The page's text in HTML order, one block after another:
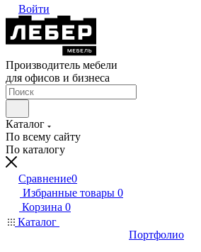
Войти
Производитель мебели
для офисов и бизнеса
Каталог
По всему сайту
По каталогу
Сравнение0
Избранные товары 0
Корзина 0
Каталог
Портфолио